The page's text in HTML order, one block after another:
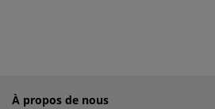
À propos de nous